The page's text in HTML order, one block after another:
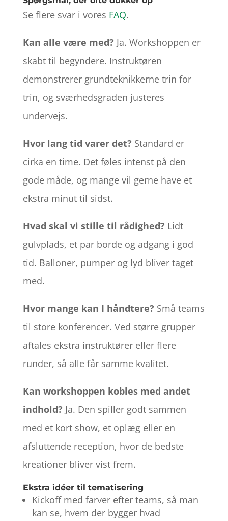
Se flere svar i vores FAQ.
Kan alle være med? Ja. Workshoppen er
skabt til begyndere. Instruktøren
demonstrerer grundteknikkerne trin for
trin, og sværhedsgraden justeres
undervejs.
Hvor lang tid varer det? Standard er
cirka en time. Det føles intenst på den
gode måde, og mange vil gerne have et
ekstra minut til sidst.
Hvad skal vi stille til rådighed? Lidt
gulvplads, et par borde og adgang i god
tid. Balloner, pumper og lyd bliver taget
med.
Hvor mange kan I håndtere? Små teams
til store konferencer. Ved større grupper
aftales ekstra instruktører eller flere
runder, så alle får samme kvalitet.
Kan workshoppen kobles med andet
indhold? Ja. Den spiller godt sammen
med et kort show, et oplæg eller en
afsluttende reception, hvor de bedste
kreationer bliver vist frem.
Ekstra idéer til tematisering
Kickoff med farver efter teams, så man
kan se, hvem der bygger hvad